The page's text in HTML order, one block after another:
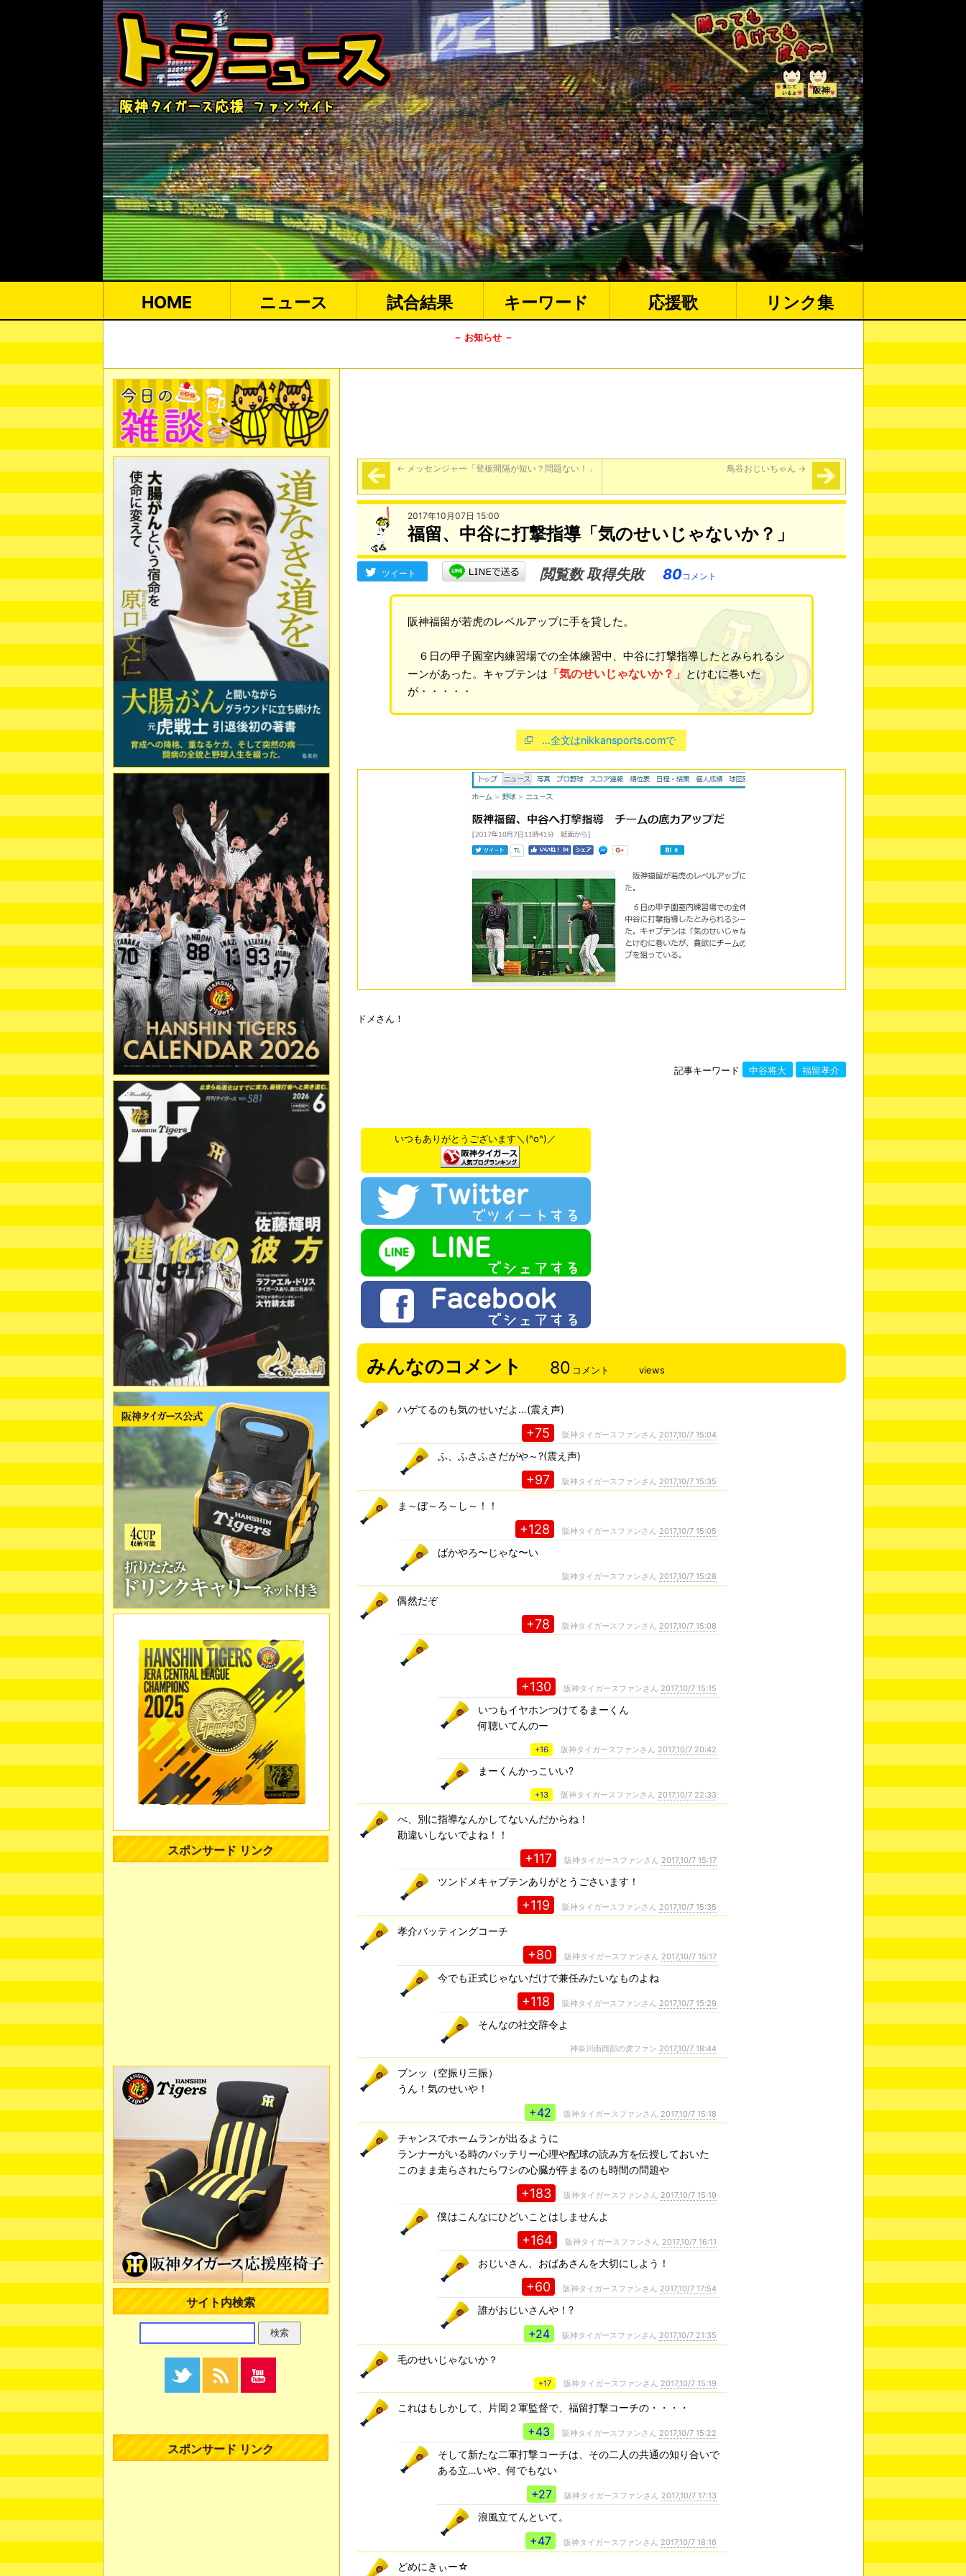
HOME ニュース 試合結果 キーワード 応援歌 リンク集
－ お知らせ －
← メッセンジャー「登板間隔が短い？問題ない！」 鳥谷おじいちゃん →
2017年10月07日 15:00
福留、中谷に打撃指導「気のせいじゃないか？」
ツイート 閲覧数 取得失敗 80コメント
阪神福留が若虎のレベルアップに手を貸した。
６日の甲子園室内練習場での全体練習中、中谷に打撃指導したとみられるシ
ーンがあった。キャプテンは 「気のせいじゃないか？」 とけむに巻いた
が・・・・・
…全文はnikkansports.comで
ドメさん！
記事キーワード 中谷将大 福留孝介
いつもありがとうございます＼(^o^)／
みんなのコメント 80 コメント views
ハゲてるのも気のせいだよ…(震え声)
+75 阪神タイガースファンさん 2017,10/7 15:04
ふ、ふさふさだがや～?(震え声)
+97 阪神タイガースファンさん 2017,10/7 15:35
ま～ぼ～ろ～し～！！
+128 阪神タイガースファンさん 2017,10/7 15:05
ばかやろ〜じゃな〜い
阪神タイガースファンさん 2017,10/7 15:28
偶然だぞ
+78 阪神タイガースファンさん 2017,10/7 15:08
+130 阪神タイガースファンさん 2017,10/7 15:15
いつもイヤホンつけてるまーくん
何聴いてんのー
+16 阪神タイガースファンさん 2017,10/7 20:42
まーくんかっこいい?
+13 阪神タイガースファンさん 2017,10/7 22:33
べ、別に指導なんかしてないんだからね！
勘違いしないでよね！！
+117 阪神タイガースファンさん 2017,10/7 15:17
ツンドメキャプテンありがとうごさいます！
+119 阪神タイガースファンさん 2017,10/7 15:35
孝介バッティングコーチ
+80 阪神タイガースファンさん 2017,10/7 15:17
今でも正式じゃないだけで兼任みたいなものよね
+118 阪神タイガースファンさん 2017,10/7 15:29
そんなの社交辞令よ
神奈川南西部の虎ファン 2017,10/7 18:44
ブンッ（空振り三振）
うん！気のせいや！
+42 阪神タイガースファンさん 2017,10/7 15:18
チャンスでホームランが出るように
ランナーがいる時のバッテリー心理や配球の読み方を伝授しておいた
このまま走らされたらワシの心臓が停まるのも時間の問題や
+183 阪神タイガースファンさん 2017,10/7 15:19
僕はこんなにひどいことはしませんよ
+164 阪神タイガースファンさん 2017,10/7 16:11
おじいさん、おばあさんを大切にしよう！
+60 阪神タイガースファンさん 2017,10/7 17:54
誰がおじいさんや！?
+24 阪神タイガースファンさん 2017,10/7 21:35
毛のせいじゃないか？
+17 阪神タイガースファンさん 2017,10/7 15:19
これはもしかして、片岡２軍監督で、福留打撃コーチの・・・・
+43 阪神タイガースファンさん 2017,10/7 15:22
そして新たな二軍打撃コーチは、その二人の共通の知り合いで
ある立…いや、何でもない
+27 阪神タイガースファンさん 2017,10/7 17:13
浪風立てんといて。
+47 阪神タイガースファンさん 2017,10/7 18:16
どめにきぃー☆
スポンサード リンク
サイト内検索
スポンサード リンク